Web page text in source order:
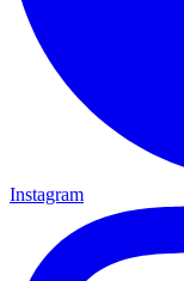
Instagram